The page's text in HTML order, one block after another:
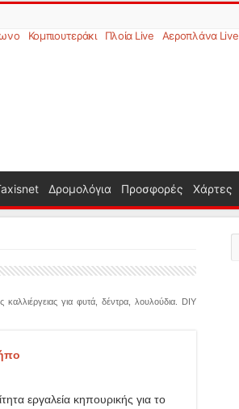
Κομπιουτεράκι Πλοία Live Αεροπλάνα Live
Δρομολόγια Προσφορές Χάρτες
για φυτά, δέντρα, λουλούδια. DIY
εργαλεία κηπουρικής για το